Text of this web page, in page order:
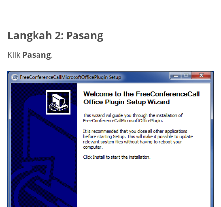
Langkah 2: Pasang
Klik Pasang.